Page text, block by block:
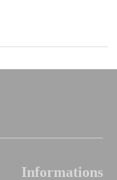
Informations